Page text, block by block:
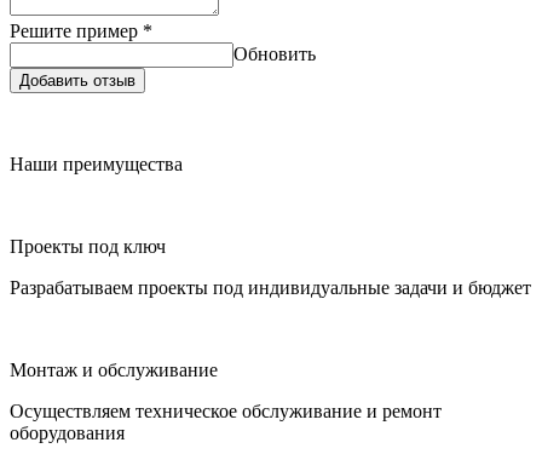
Решите пример *
Обновить
Добавить отзыв
Наши преимущества
Проекты под ключ
Разрабатываем проекты под индивидуальные задачи и бюджет
Монтаж и обслуживание
Осуществляем техническое обслуживание и ремонт
оборудования